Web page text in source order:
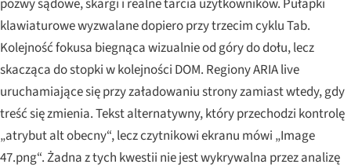
klawiaturowe wyzwalane dopiero przy trzecim cyklu Tab.
Kolejność fokusa biegnąca wizualnie od góry do dołu, lecz
skacząca do stopki w kolejności DOM. Regiony ARIA live
uruchamiające się przy załadowaniu strony zamiast wtedy, gdy
treść się zmienia. Tekst alternatywny, który przechodzi kontrolę
„atrybut alt obecny“, lecz czytnikowi ekranu mówi „Image
47.png“. Żadna z tych kwestii nie jest wykrywalna przez analizę